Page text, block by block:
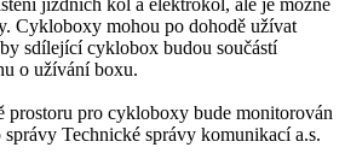
Cykloboxy mohou po dohodě užívat
sdílející cyklobox budou součástí
o užívání boxu.
prostoru pro cykloboxy bude monitorován
Technické správy komunikací a.s.